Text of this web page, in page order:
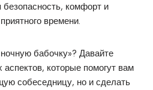
комфорт и
времени.
бабочку»? Давайте
которые помогут вам
собеседницу, но и сделать